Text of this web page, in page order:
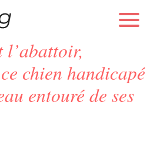
Chien
Chat
EMOTION
chien handicapé
entouré de ses